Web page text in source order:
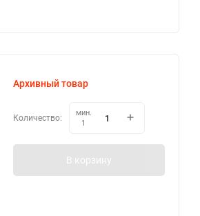
Архивный товар
Количество:
мин.
1
В корзину